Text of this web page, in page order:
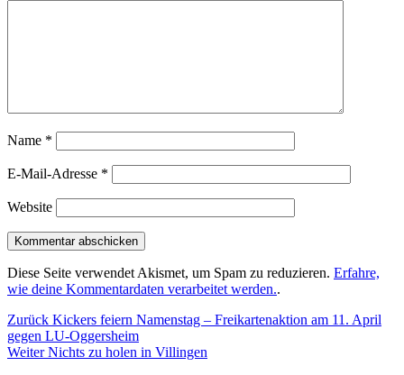
Name *
E-Mail-Adresse *
Website
Diese Seite verwendet Akismet, um Spam zu reduzieren. Erfahre,
wie deine Kommentardaten verarbeitet werden..
Beitragsnavigation
Zurück Vorheriger
Beitrag:
Kickers feiern Namenstag – Freikartenaktion am 11. April
gegen LU-Oggersheim
Weiter Nächster
Nichts zu holen in Villingen